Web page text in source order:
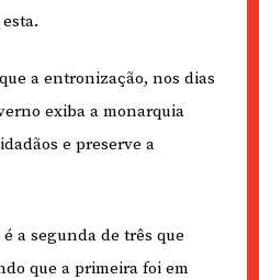
a entronização, nos dias
exiba a monarquia
e preserve a
a segunda de três que
que a primeira foi em